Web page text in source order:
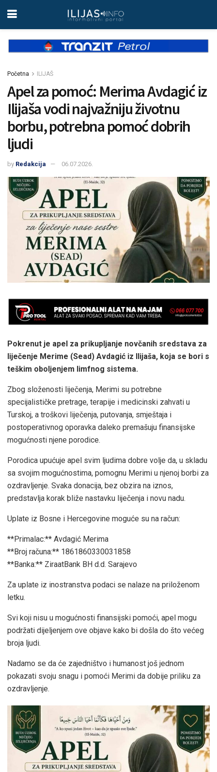
Početna ILIJAŠ
Apel za pomoć: Merima Avdagić iz
Ilijaša vodi najvažniju životnu
borbu, potrebna pomoć dobrih
ljudi
by Redakcija 06.07.2026.
Pokrenut je apel za prikupljanje novčanih sredstava za
liječenje Merime (Sead) Avdagić iz Ilijaša, koja se bori s
teškim oboljenjem limfnog sistema.
Zbog složenosti liječenja, Merimi su potrebne
specijalističke pretrage, terapije i medicinski zahvati u
Turskoj, a troškovi liječenja, putovanja, smještaja i
postoperativnog oporavka daleko premašuju finansijske
mogućnosti njene porodice.
Porodica upućuje apel svim ljudima dobre volje da, u skladu
sa svojim mogućnostima, pomognu Merimi u njenoj borbi za
ozdravljenje. Svaka donacija, bez obzira na iznos,
predstavlja korak bliže nastavku liječenja i novu nadu.
Uplate iz Bosne i Hercegovine moguće su na račun:
**Primalac:** Avdagić Merima
**Broj računa:** 1861860330031858
**Banka:** ZiraatBank BH d.d. Sarajevo
Za uplate iz inostranstva podaci se nalaze na priloženom
letku.
Svi koji nisu u mogućnosti finansijski pomoći, apel mogu
podržati dijeljenjem ove objave kako bi došla do što većeg
broja ljudi.
Nadamo se da će zajedništvo i humanost još jednom
pokazati svoju snagu i pomoći Merimi da dobije priliku za
ozdravljenje.